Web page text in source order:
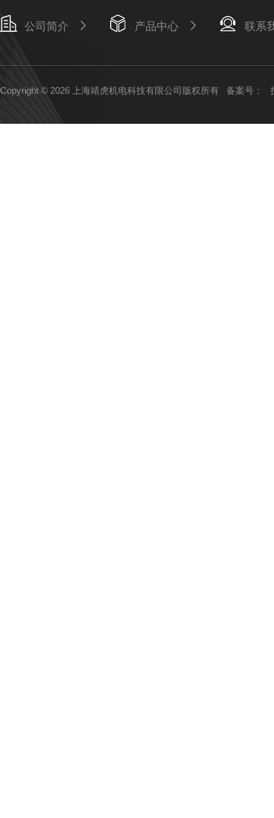
公司简介 产品中心 联系
Copyright © 2026 上海靖虎机电科技有限公司版权所有 备案号：